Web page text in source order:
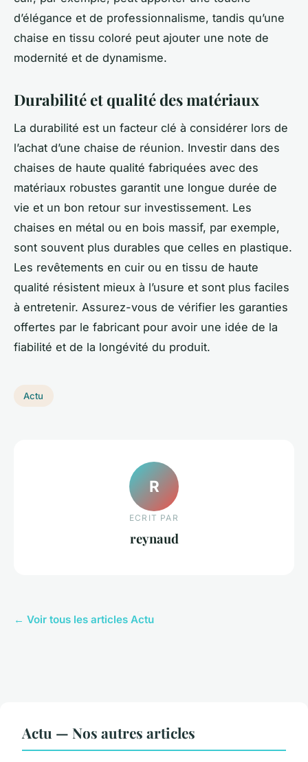
d’élégance et de professionnalisme, tandis qu’une
chaise en tissu coloré peut ajouter une note de
modernité et de dynamisme.
Durabilité et qualité des matériaux
La durabilité est un facteur clé à considérer lors de
l’achat d’une chaise de réunion. Investir dans des
chaises de haute qualité fabriquées avec des
matériaux robustes garantit une longue durée de
vie et un bon retour sur investissement. Les
chaises en métal ou en bois massif, par exemple,
sont souvent plus durables que celles en plastique.
Les revêtements en cuir ou en tissu de haute
qualité résistent mieux à l’usure et sont plus faciles
à entretenir. Assurez-vous de vérifier les garanties
offertes par le fabricant pour avoir une idée de la
fiabilité et de la longévité du produit.
Actu
R
ECRIT PAR
reynaud
← Voir tous les articles Actu
Actu — Nos autres articles